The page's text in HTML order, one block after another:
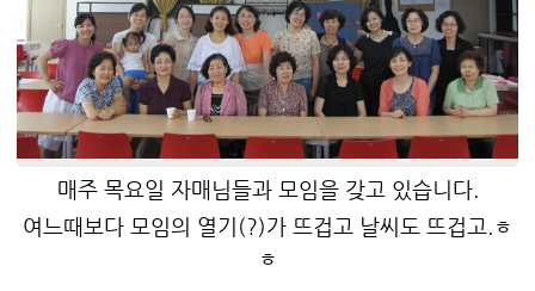
매주 목요일 자매님들과 모임을 갖고 있습니다.
여느때보다 모임의 열기(?)가 뜨겁고 날씨도 뜨겁고.ㅎ
ㅎ